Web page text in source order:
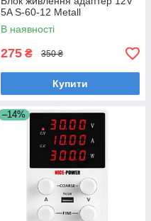
5A S-60-12 Metall
В наявності
275 ₴ 350 ₴
Купити
–14%